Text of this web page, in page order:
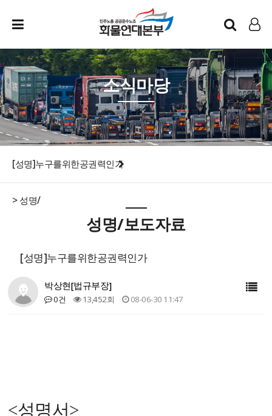
인트라넷
LOG IN
소식마당
[성명]누구를위한공권력인가
> 성명/
성명/보도자료
[성명]누구를위한공권력인가
박상현[법규부장]
0건 13,452회 08-06-30 11:47
<성명서>